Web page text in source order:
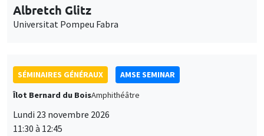
Albretch Glitz
Universitat Pompeu Fabra
SÉMINAIRES GÉNÉRAUX
AMSE SEMINAR
Îlot Bernard du BoisAmphithéâtre
Lundi 23 novembre 2026
11:30 à 12:45